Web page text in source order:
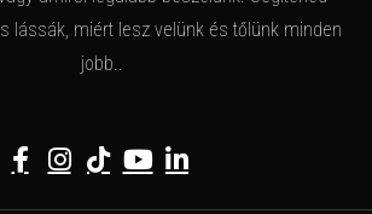
lássák, miért lesz velünk és tőlünk minden
jobb..